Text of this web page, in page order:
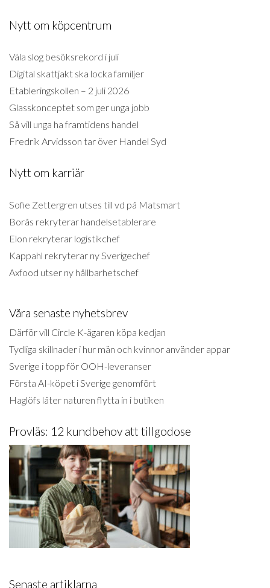
Nytt om köpcentrum
Väla slog besöksrekord i juli
Digital skattjakt ska locka familjer
Etableringskollen – 2 juli 2026
Glasskonceptet som ger unga jobb
Så vill unga ha framtidens handel
Fredrik Arvidsson tar över Handel Syd
Nytt om karriär
Sofie Zettergren utses till vd på Matsmart
Borås rekryterar handelsetablerare
Elon rekryterar logistikchef
Kappahl rekryterar ny Sverigechef
Axfood utser ny hållbarhetschef
Våra senaste nyhetsbrev
Därför vill Circle K-ägaren köpa kedjan
Tydliga skillnader i hur män och kvinnor använder appar
Sverige i topp för OOH-leveranser
Första AI-köpet i Sverige genomfört
Haglöfs låter naturen flytta in i butiken
Provläs: 12 kundbehov att tillgodose
Senaste artiklarna